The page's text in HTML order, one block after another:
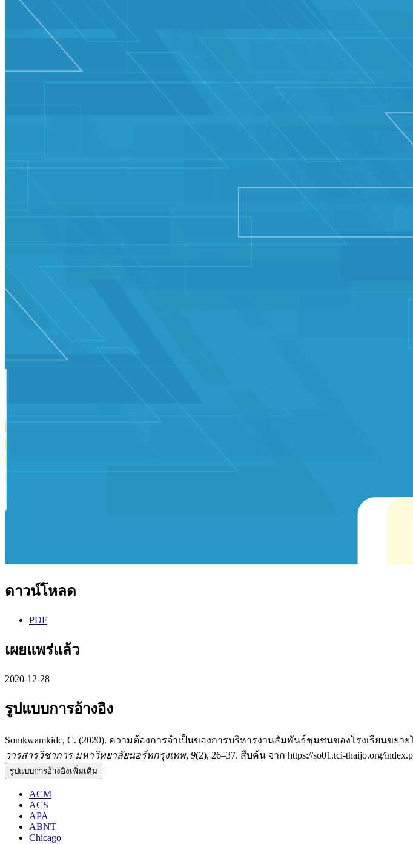
ดาวน์โหลด
PDF
เผยแพร่แล้ว
2020-12-28
รูปแบบการอ้างอิง
Somkwamkidc, C. (2020). ความต้องการจำเป็นของการบริหารงานสัมพันธ์ชุมชนของโรงเรียน
วารสารวิชาการ มหาวิทยาลัยนอร์ทกรุงเทพ, 9(2), 26–37. สืบค้น จาก https://so01.tci-thaijo.org/
รูปแบบการอ้างอิงเพิ่มเติม
ACM
ACS
APA
ABNT
Chicago